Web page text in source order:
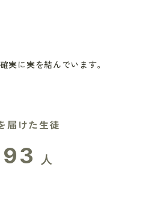
確実に実を結んでいます。
届けた生徒
人